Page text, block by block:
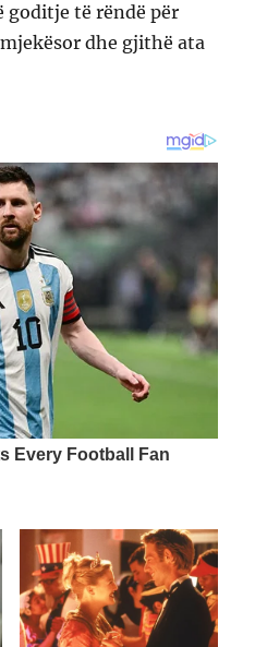
goditje të rëndë për
dhe gjithë ata